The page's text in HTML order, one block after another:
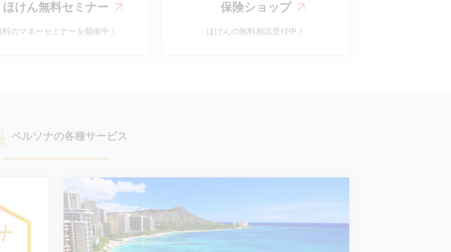
ほけん無料セミナー
料のマネーセミナーを開催中！
保険ショップ
ほけんの無料相談受付中！
ペルソナの各種サービス